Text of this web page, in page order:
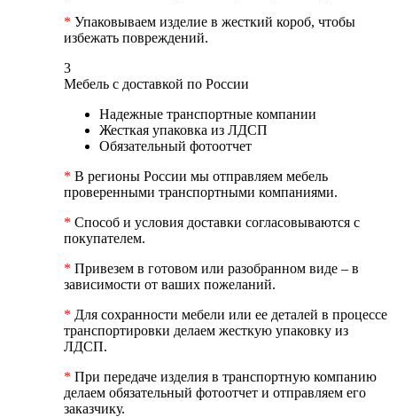
* Упаковываем изделие в жесткий короб, чтобы
избежать повреждений.
3
Мебель с доставкой по России
Надежные транспортные компании
Жесткая упаковка из ЛДСП
Обязательный фотоотчет
* В регионы России мы отправляем мебель
проверенными транспортными компаниями.
* Способ и условия доставки согласовываются с
покупателем.
* Привезем в готовом или разобранном виде – в
зависимости от ваших пожеланий.
* Для сохранности мебели или ее деталей в процессе
транспортировки делаем жесткую упаковку из
ЛДСП.
* При передаче изделия в транспортную компанию
делаем обязательный фотоотчет и отправляем его
заказчику.